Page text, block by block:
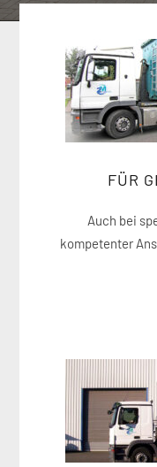
FÜR
Auch bei
kompetenter